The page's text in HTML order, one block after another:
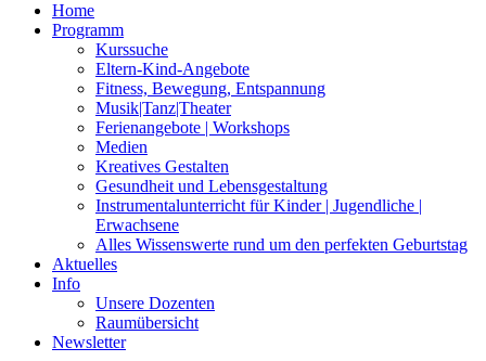
Home
Programm
Kurssuche
Eltern-Kind-Angebote
Fitness, Bewegung, Entspannung
Musik|Tanz|Theater
Ferienangebote | Workshops
Medien
Kreatives Gestalten
Gesundheit und Lebensgestaltung
Instrumentalunterricht für Kinder | Jugendliche |
Erwachsene
Alles Wissenswerte rund um den perfekten Geburtstag
Aktuelles
Info
Unsere Dozenten
Raumübersicht
Newsletter